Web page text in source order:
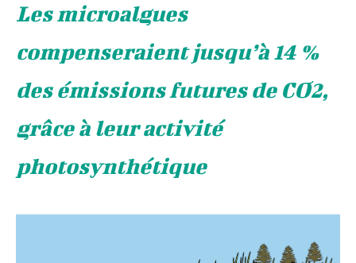
Les microalgues
compenseraient jusqu’à 14 %
des émissions futures de CO2,
grâce à leur activité
photosynthétique